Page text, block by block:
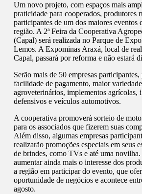
Um novo projeto, com espaços mais
praticidade para cooperados, produtores
participantes de um dos maiores eventos
região. A 2ª Feira da Cooperativa
(Capal) será realizada no Parque de
Lemos. A Expominas Araxá, local de
Capal, passará por reforma e não estará
Serão mais de 50 empresas
facilidade de pagamento, maior
agroveterinários, implementos agrícolas,
defensivos e veículos automotivos.
A cooperativa promoverá sorteio de
para os associados que fizerem suas
Além disso, algumas empresas
realizarão promoções especiais em seus
de brindes, como TVs e até uma
aumentar ainda mais o interesse dos
a região em participar do evento, que
oportunidade de negócios e acontece
agosto.